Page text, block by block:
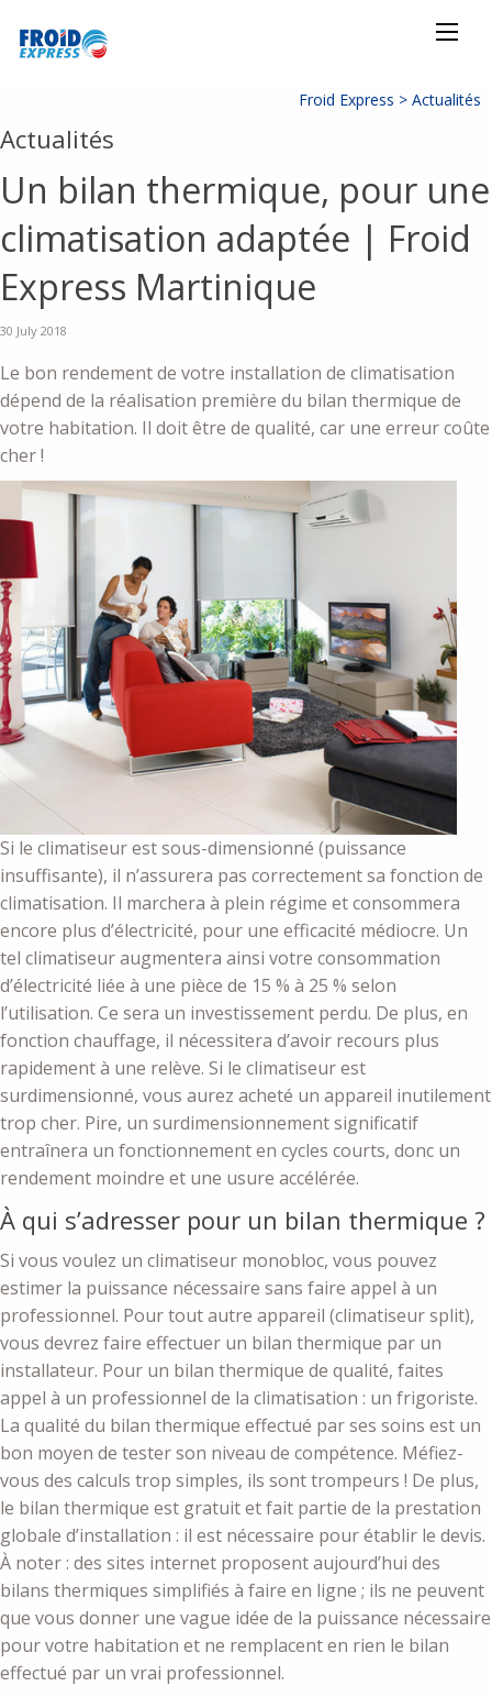
Froid Express > Actualités
Actualités
Un bilan thermique, pour une
climatisation adaptée | Froid
Express Martinique
30 July 2018
Le bon rendement de votre installation de climatisation
dépend de la réalisation première du bilan thermique de
votre habitation. Il doit être de qualité, car une erreur coûte
cher !
Si le climatiseur est sous-dimensionné (puissance
insuffisante), il n’assurera pas correctement sa fonction de
climatisation. Il marchera à plein régime et consommera
encore plus d’électricité, pour une efficacité médiocre. Un
tel climatiseur augmentera ainsi votre consommation
d’électricité liée à une pièce de 15 % à 25 % selon
l’utilisation. Ce sera un investissement perdu. De plus, en
fonction chauffage, il nécessitera d’avoir recours plus
rapidement à une relève. Si le climatiseur est
surdimensionné, vous aurez acheté un appareil inutilement
trop cher. Pire, un surdimensionnement significatif
entraînera un fonctionnement en cycles courts, donc un
rendement moindre et une usure accélérée.
À qui s’adresser pour un bilan thermique ?
Si vous voulez un climatiseur monobloc, vous pouvez
estimer la puissance nécessaire sans faire appel à un
professionnel. Pour tout autre appareil (climatiseur split),
vous devrez faire effectuer un bilan thermique par un
installateur. Pour un bilan thermique de qualité, faites
appel à un professionnel de la climatisation : un frigoriste.
La qualité du bilan thermique effectué par ses soins est un
bon moyen de tester son niveau de compétence. Méfiez-
vous des calculs trop simples, ils sont trompeurs ! De plus,
le bilan thermique est gratuit et fait partie de la prestation
globale d’installation : il est nécessaire pour établir le devis.
À noter : des sites internet proposent aujourd’hui des
bilans thermiques simplifiés à faire en ligne ; ils ne peuvent
que vous donner une vague idée de la puissance nécessaire
pour votre habitation et ne remplacent en rien le bilan
effectué par un vrai professionnel.